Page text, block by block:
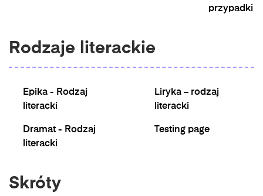
przypadki
Rodzaje literackie
Epika - Rodzaj
literacki
Dramat - Rodzaj
literacki
Liryka – rodzaj
literacki
Testing page
Skróty